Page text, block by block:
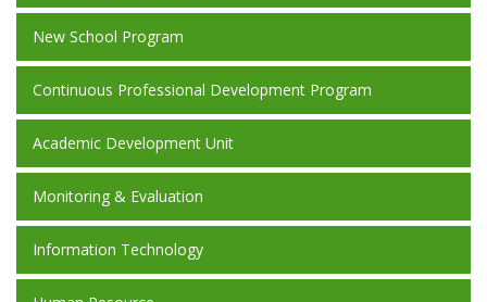
New School Program
Continuous Professional Development Program
Academic Development Unit
Monitoring & Evaluation
Information Technology